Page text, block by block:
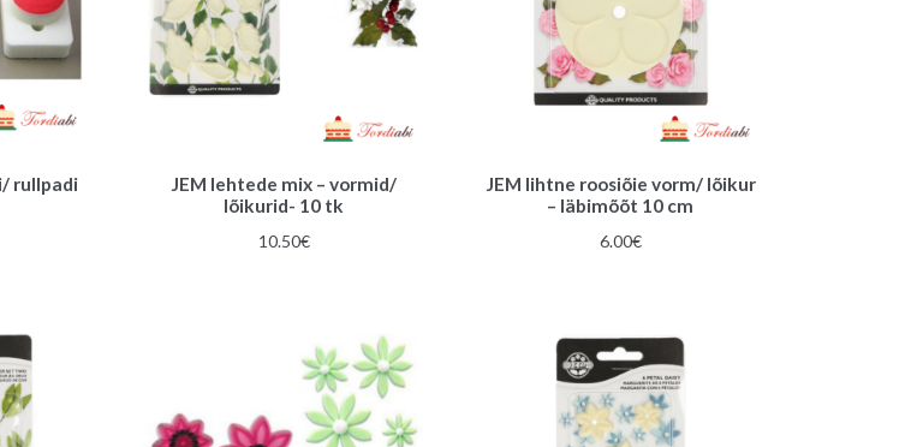
rullpadi
JEM lehtede mix – vormid/
lõikurid- 10 tk
10.50€
JEM lihtne roosiõie vorm/ lõikur
– läbimõõt 10 cm
6.00€